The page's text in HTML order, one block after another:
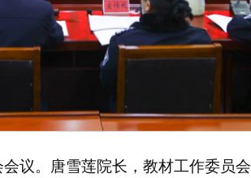
议。唐雪莲院长，教材工作委员会